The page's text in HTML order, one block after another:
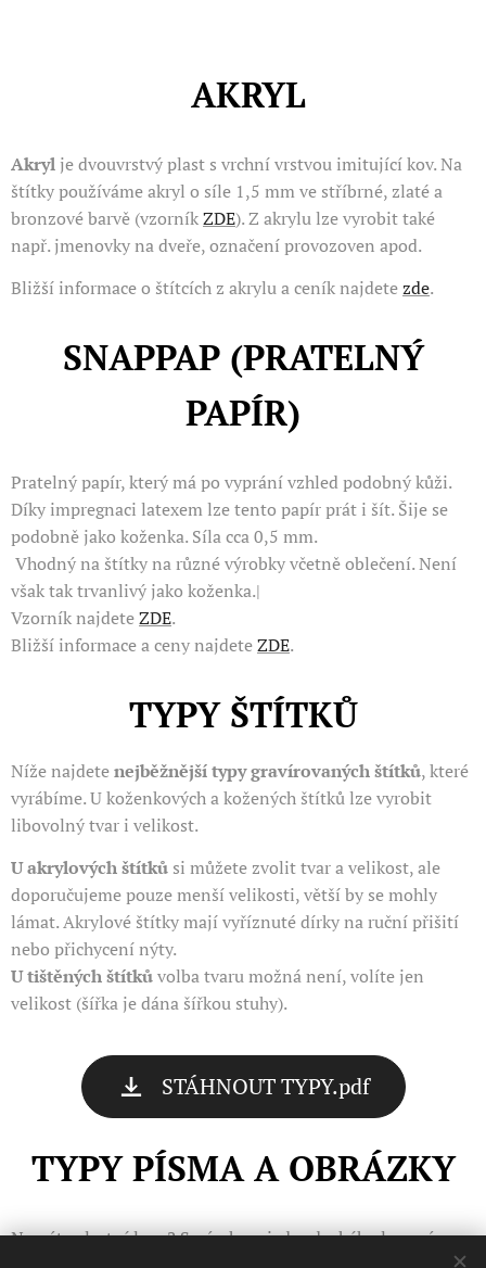
AKRYL
Akryl je dvouvrstvý plast s vrchní vrstvou imitující kov. Na
štítky používáme akryl o síle 1,5 mm ve stříbrné, zlaté a
bronzové barvě (vzorníkZDE). Z akrylu lze vyrobit také
např. jmenovky na dveře, označení provozoven apod.
Bližší informace o štítcích z akrylu a ceník najdetezde.
SNAPPAP (PRATELNÝ
PAPÍR)
Pratelný papír, který má po vyprání vzhled podobný kůži.
Díky impregnaci latexem lze tento papír prát i šít. Šije se
podobně jako koženka. Síla cca 0,5 mm.
Vhodný na štítky na různé výrobky včetně oblečení. Není
však tak trvanlivý jako koženka.|
Vzorník najdeteZDE.
Bližší informace a ceny najdeteZDE.
TYPY ŠTÍTKŮ
Níže najdetenejběžnější typy gravírovaných štítků, které
vyrábíme. U koženkových a kožených štítků lze vyrobit
libovolný tvar i velikost.
U akrylových štítků si můžete zvolit tvar a velikost, ale
doporučujeme pouze menší velikosti, větší by se mohly
lámat. Akrylové štítky mají vyříznuté dírky na ruční přišití
nebo přichycení nýty.
U tištěných štítkůvolba tvaru možná není, volíte jen
velikost (šířka je dána šířkou stuhy).
STÁHNOUT TYPY.pdf
TYPY PÍSMA A OBRÁZKY
Nemáte vlastní logo? S návrhem jednoduchého loga vám